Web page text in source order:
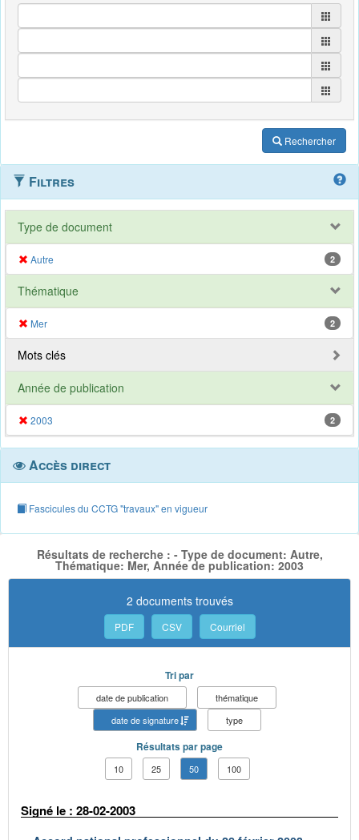
Rechercher
Filtres
Type de document
Autre 2
Thématique
Mer 2
Mots clés
Année de publication
2003 2
Accès direct
Fascicules du CCTG "travaux" en vigueur
Résultats de recherche : - Type de document: Autre,
Thématique: Mer, Année de publication: 2003
2 documents trouvés
PDF CSV Courriel
Tri par
date de publication
thématique
date de signature
type
Résultats par page
10 25 50 100
Signé le : 28-02-2003